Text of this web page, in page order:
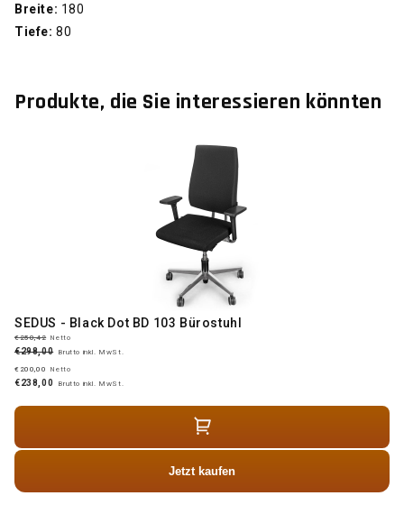
Breite: 180
Tiefe: 80
Produkte, die Sie interessieren könnten
SEDUS - Black Dot BD 103 Bürostuhl
€250,42 Netto
€298,00 Brutto inkl. MwSt.
€200,00
Netto
€238,00 Brutto inkl. MwSt.
Jetzt kaufen